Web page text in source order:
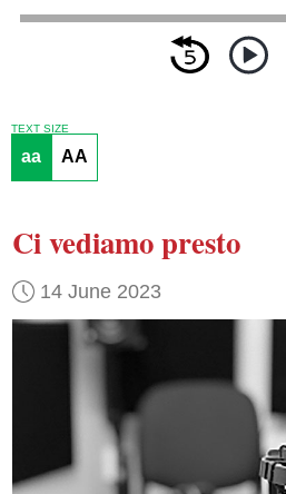
TEXT SIZE
aa AA
Ci vediamo presto
14 June 2023